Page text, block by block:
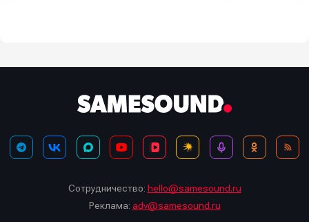
Сотрудничество: hello@samesound.ru
Реклама: adv@samesound.ru